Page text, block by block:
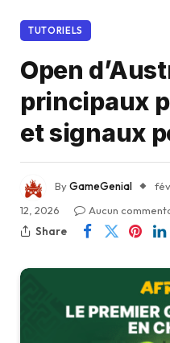
TUTORIELS
Open
principaux
et signaux
ByGameGenial
12, 2026
Aucun
Share